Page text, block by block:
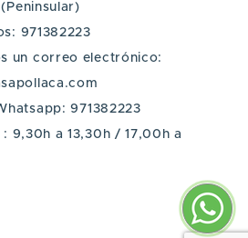
971382223
un correo electrónico:
971382223
: 9,30h a 13,30h / 17,00h a